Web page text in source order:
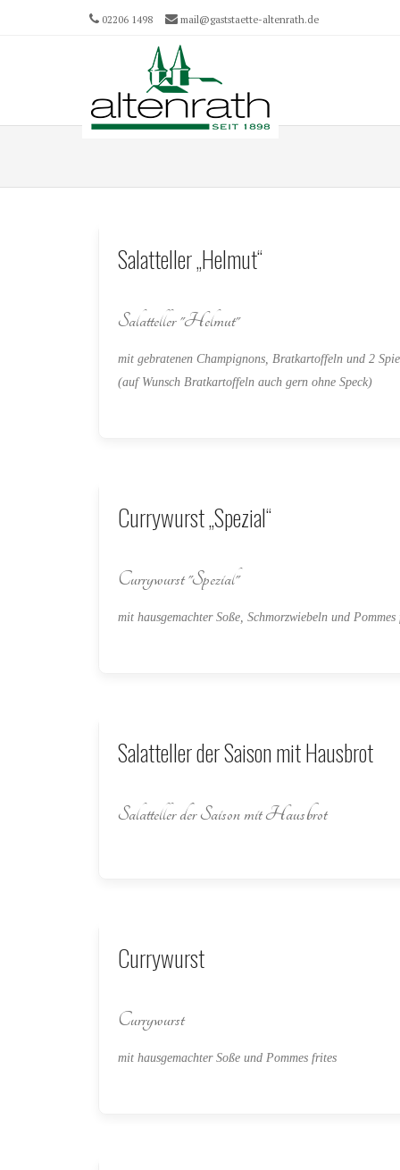
02206 1498 mail@gaststaette-altenrath.de
SKIP
Salatteller „Helmut“
Salatteller "Helmut"
mit gebratenen Champignons, Bratkartoffeln und 2
(auf Wunsch Bratkartoffeln auch gern ohne Speck)
Currywurst „Spezial“
Currywurst "Spezial"
mit hausgemachter Soße, Schmorzwiebeln und Pommes
Salatteller der Saison mit Hausbrot
Salatteller der Saison mit Hausbrot
Currywurst
Currywurst
mit hausgemachter Soße und Pommes frites